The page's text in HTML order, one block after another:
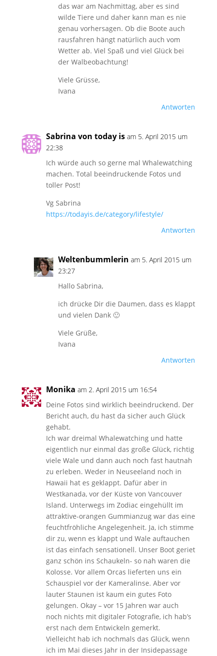
das war am Nachmittag, aber es sind
wilde Tiere und daher kann man es nie
genau vorhersagen. Ob die Boote auch
rausfahren hängt natürlich auch vom
Wetter ab. Viel Spaß und viel Glück bei
der Walbeobachtung!
Viele Grüsse,
Ivana
Antworten
Sabrina von today is am 5. April 2015 um
22:38
Ich würde auch so gerne mal Whalewatching
machen. Total beeindruckende Fotos und
toller Post!
Vg Sabrina
https://todayis.de/category/lifestyle/
Antworten
Weltenbummlerin am 5. April 2015 um
23:27
Hallo Sabrina,
ich drücke Dir die Daumen, dass es klappt
und vielen Dank 🙂
Viele Grüße,
Ivana
Antworten
Monika am 2. April 2015 um 16:54
Deine Fotos sind wirklich beeindruckend. Der
Bericht auch, du hast da sicher auch Glück
gehabt.
Ich war dreimal Whalewatching und hatte
eigentlich nur einmal das große Glück, richtig
viele Wale und dann auch noch fast hautnah
zu erleben. Weder in Neuseeland noch in
Hawaii hat es geklappt. Dafür aber in
Westkanada, vor der Küste von Vancouver
Island. Unterwegs im Zodiac eingehüllt im
attraktive-orangen Gummianzug war das eine
feuchtfröhliche Angelegenheit. Ja, ich stimme
dir zu, wenn es klappt und Wale auftauchen
ist das einfach sensationell. Unser Boot geriet
ganz schön ins Schaukeln- so nah waren die
Kolosse. Vor allem Orcas lieferten uns ein
Schauspiel vor der Kameralinse. Aber vor
lauter Staunen ist kaum ein gutes Foto
gelungen. Okay – vor 15 Jahren war auch
noch nichts mit digitaler Fotografie, ich hab’s
erst nach dem Entwickeln gemerkt.
Vielleicht hab ich nochmals das Glück, wenn
ich im Mai dieses Jahr in der Insidepassage